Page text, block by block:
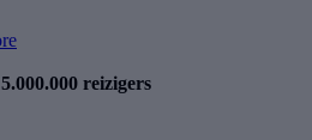
5.000.000 reizigers